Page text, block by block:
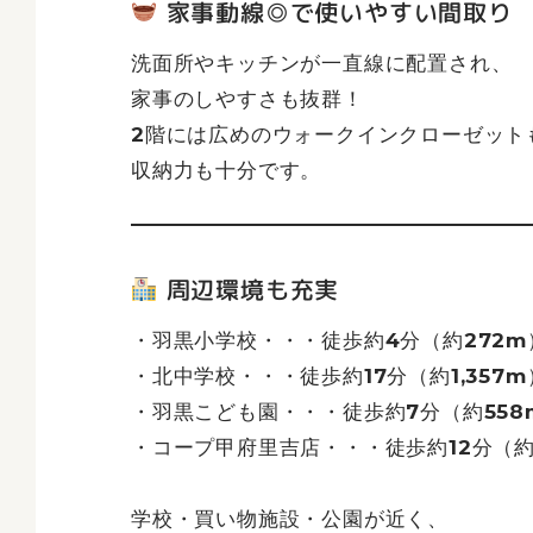
家事動線◎で使いやすい間取り
洗面所やキッチンが一直線に配置され、
家事のしやすさも抜群！
2階には広めのウォークインクローゼット
収納力も十分です。
周辺環境も充実
・羽黒小学校・・・徒歩約4分（約272m
・北中学校・・・徒歩約17分（約1,357m
・羽黒こども園・・・徒歩約7分（約
・コープ甲府里吉店・・・徒歩約12分（
学校・買い物施設・公園が近く、